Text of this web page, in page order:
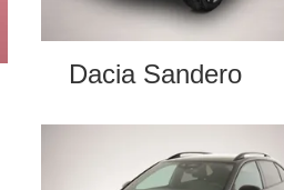
Dacia Sandero